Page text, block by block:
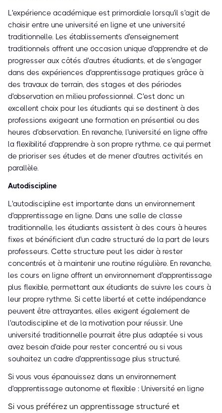
L'expérience académique est primordiale lorsqu'il s'agit de
choisir entre une université en ligne et une université
traditionnelle. Les établissements d'enseignement
traditionnels offrent une occasion unique d'apprendre et de
progresser aux côtés d'autres étudiants, et de s'engager
dans des expériences d'apprentissage pratiques grâce à
des travaux de terrain, des stages et des périodes
d'observation en milieu professionnel. C'est donc un
excellent choix pour les étudiants qui se destinent à des
professions exigeant une formation en présentiel ou des
heures d'observation. En revanche, l'université en ligne offre
la flexibilité d'apprendre à son propre rythme, ce qui permet
de prioriser ses études et de mener d'autres activités en
parallèle.
Autodiscipline
L'autodiscipline est importante dans un environnement
d'apprentissage en ligne. Dans une salle de classe
traditionnelle, les étudiants assistent à des cours à heures
fixes et bénéficient d'un cadre structuré de la part de leurs
professeurs. Cette structure peut les aider à rester
concentrés et à maintenir une routine régulière. En revanche,
les cours en ligne offrent un environnement d'apprentissage
plus flexible, permettant aux étudiants de suivre les cours à
leur propre rythme. Si cette liberté et cette indépendance
peuvent être attrayantes, elles exigent également de
l'autodiscipline et de la motivation pour réussir. Une
université traditionnelle pourrait être plus adaptée si vous
avez besoin d'aide pour rester concentré ou si vous
souhaitez un cadre d'apprentissage plus structuré.
Si vous vous épanouissez dans un environnement
d'apprentissage autonome et flexible : Université en ligne
Si vous préférez un apprentissage structuré et